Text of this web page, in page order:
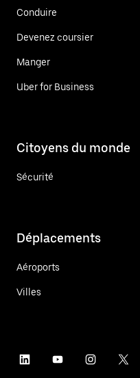
Conduire
Devenez coursier
Manger
Uber for Business
Citoyens du monde
Sécurité
Déplacements
Aéroports
Villes